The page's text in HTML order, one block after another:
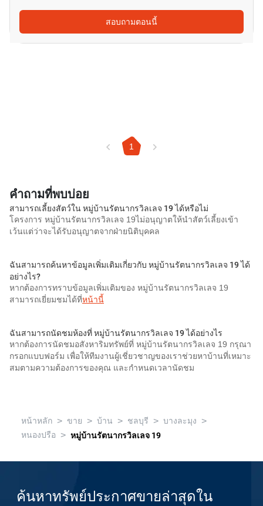
สอบถามตอนนี้
1
คำถามที่พบบ่อย
สามารถเลี้ยงสัตว์ใน หมู่บ้านรัตนากรวิลเลจ 19 ได้หรือไม่
โครงการ หมู่บ้านรัตนากรวิลเลจ 19ไม่อนุญาตให้นำสัตว์เลี้ยงเข้า
เว้นแต่ว่าจะได้รับอนุญาตจากฝ่ายนิติบุคคล
ฉันสามารถค้นหาข้อมูลเพิ่มเติมเกี่ยวกับ หมู่บ้านรัตนากรวิลเลจ 19 ได้
อย่างไร?
หากต้องการทราบข้อมูลเพิ่มเติมของ หมู่บ้านรัตนากรวิลเลจ 19
สามารถเยี่ยมชมได้ที่หน้านี้
ฉันสามารถนัดชมห้องที่ หมู่บ้านรัตนากรวิลเลจ 19 ได้อย่างไร
หากต้องการนัดชมอสังหาริมทรัพย์ที่ หมู่บ้านรัตนากรวิลเลจ 19 กรุณา
กรอกแบบฟอร์ม เพื่อให้ทีมงานผู้เชี่ยวชาญของเราช่วยหาบ้านที่เหมาะ
สมตามความต้องการของคุณ และกำหนดเวลานัดชม
หน้าหลัก > ขาย > บ้าน > ชลบุรี > บางละมุง >
หนองปรือ > หมู่บ้านรัตนากรวิลเลจ 19
ค้นหาทรัพย์ประกาศขายล่าสุดใน